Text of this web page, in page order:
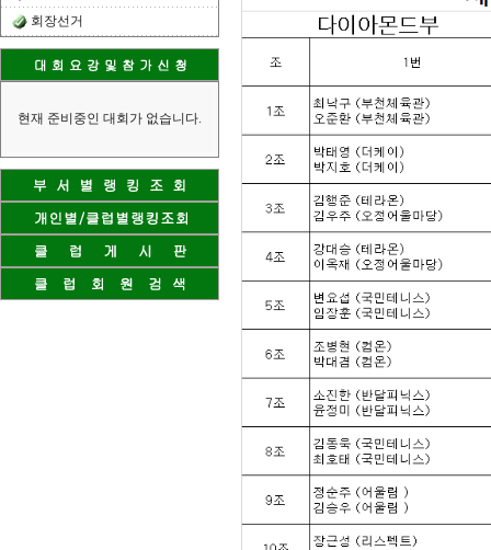
회장선거
현재 준비중인 대회가 없습니다.